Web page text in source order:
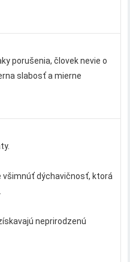
porušenia, človek nevie o
slabosť a mierne
všimnúť dýchavičnosť, ktorá
neprirodzenú